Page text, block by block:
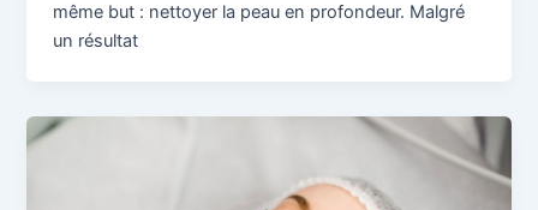
même but : nettoyer la peau en profondeur. Malgré
un résultat